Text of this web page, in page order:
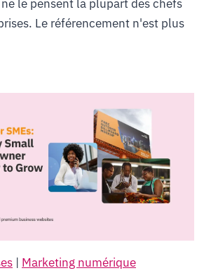
le pensent la plupart des chefs
Le référencement n'est plus
| Marketing numérique